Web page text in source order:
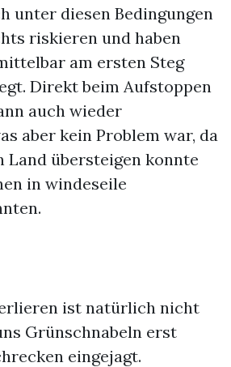
unter diesen Bedingungen
riskieren und haben
am ersten Steg
Direkt beim Aufstoppen
auch wieder
aber kein Problem war, da
Land übersteigen konnte
in windeseile
ist natürlich nicht
Grünschnabeln erst
eingejagt.